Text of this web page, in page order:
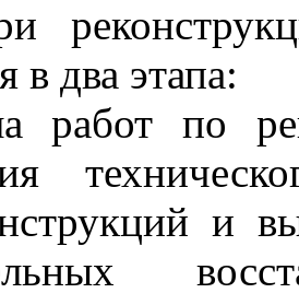
в два этапа:
работ по
и